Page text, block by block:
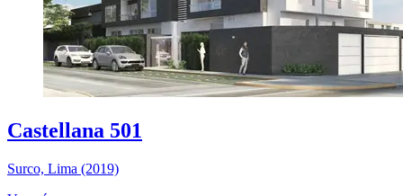
Castellana 501
Surco, Lima (2019)